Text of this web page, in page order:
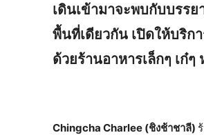
เดินเข้ามาจะพบกับบรร
พื้นที่เดียวกัน เปิดให้บริก
ด้วยร้านอาหารเล็กๆ เก๋
Chingcha Charlee (ชิงช้าชาลี)